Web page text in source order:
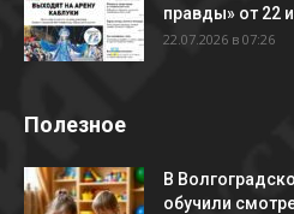
правды» от 22
22.07.2026 в 07:26
Полезное
В
обучили